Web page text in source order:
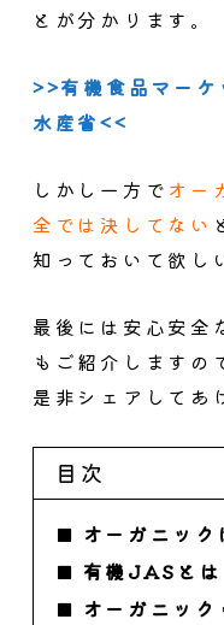
とが分かります。
>>有機食品マー
水産省<<
しかし一方で オー
全では決してない
知っておいて欲し
最後には安心安全
もご紹介しますの
是非シェアしてあ
目次
オーガニッ
有機JASとは
オーガニッ